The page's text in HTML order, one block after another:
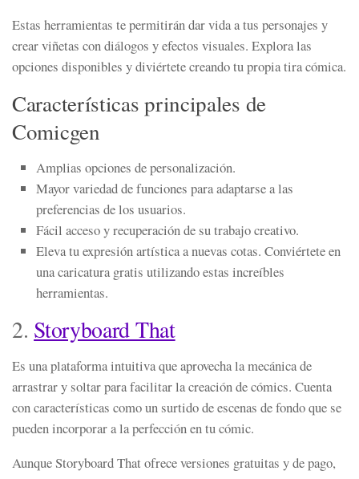
Estas herramientas te permitirán dar vida a tus personajes y
crear viñetas con diálogos y efectos visuales. Explora las
opciones disponibles y diviértete creando tu propia tira cómica.
Características principales de
Comicgen
Amplias opciones de personalización.
Mayor variedad de funciones para adaptarse a las
preferencias de los usuarios.
Fácil acceso y recuperación de su trabajo creativo.
Eleva tu expresión artística a nuevas cotas. Conviértete en
una caricatura gratis utilizando estas increíbles
herramientas.
2. Storyboard That
Es una plataforma intuitiva que aprovecha la mecánica de
arrastrar y soltar para facilitar la creación de cómics. Cuenta
con características como un surtido de escenas de fondo que se
pueden incorporar a la perfección en tu cómic.
Aunque Storyboard That ofrece versiones gratuitas y de pago,